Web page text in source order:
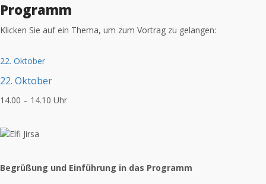
Programm
Klicken Sie auf ein Thema, um zum Vortrag zu gelangen:
22. Oktober
22. Oktober
14.00 – 14.10 Uhr
Begrüßung und Einführung in das Programm